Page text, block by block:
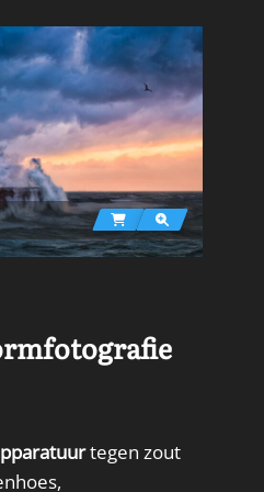
tegen zout